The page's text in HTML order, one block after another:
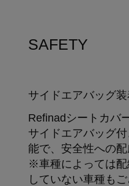
SAFETY
サイドエアバッグ
Refinadシートカバ
サイドエアバッグ
能で、安全性への配
※車種によっては
していない車種もご